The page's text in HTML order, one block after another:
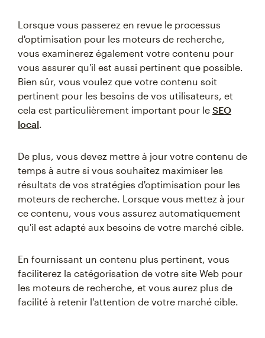
Lorsque vous passerez en revue le processus
d'optimisation pour les moteurs de recherche,
vous examinerez également votre contenu pour
vous assurer qu'il est aussi pertinent que possible.
Bien sûr, vous voulez que votre contenu soit
pertinent pour les besoins de vos utilisateurs, et
cela est particulièrement important pour le SEO
local.
De plus, vous devez mettre à jour votre contenu de
temps à autre si vous souhaitez maximiser les
résultats de vos stratégies d'optimisation pour les
moteurs de recherche. Lorsque vous mettez à jour
ce contenu, vous vous assurez automatiquement
qu'il est adapté aux besoins de votre marché cible.
En fournissant un contenu plus pertinent, vous
faciliterez la catégorisation de votre site Web pour
les moteurs de recherche, et vous aurez plus de
facilité à retenir l'attention de votre marché cible.